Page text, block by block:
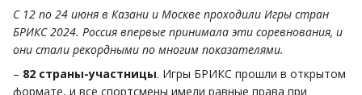
С 12 по 24 июня в Казани и Москве проходили Игры стран
БРИКС 2024. Россия впервые принимала эти соревнования, и
они стали рекордными по многим показателями.
– 82 страны-участницы. Игры БРИКС прошли в открытом
формате, и все спортсмены имели равные права при